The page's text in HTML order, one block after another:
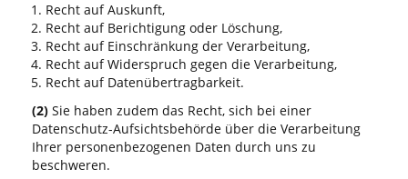
Recht auf Auskunft,
Recht auf Berichtigung oder Löschung,
Recht auf Einschränkung der Verarbeitung,
Recht auf Widerspruch gegen die Verarbeitung,
Recht auf Datenübertragbarkeit.
(2) Sie haben zudem das Recht, sich bei einer
Datenschutz-Aufsichtsbehörde über die Verarbeitung
Ihrer personenbezogenen Daten durch uns zu
beschweren.